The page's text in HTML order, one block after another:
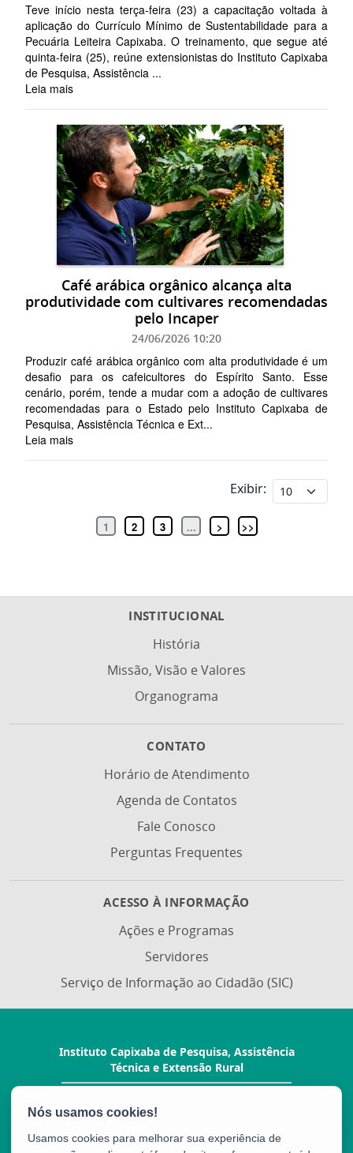
Teve início nesta terça-feira (23) a capacitação voltada à
aplicação do Currículo Mínimo de Sustentabilidade para a
Pecuária Leiteira Capixaba. O treinamento, que segue até
quinta-feira (25), reúne extensionistas do Instituto Capixaba
de Pesquisa, Assistência ...
Leia mais
Café arábica orgânico alcança alta
produtividade com cultivares recomendadas
pelo Incaper
24/06/2026 10:20
Produzir café arábica orgânico com alta produtividade é um
desafio para os cafeicultores do Espírito Santo. Esse
cenário, porém, tende a mudar com a adoção de cultivares
recomendadas para o Estado pelo Instituto Capixaba de
Pesquisa, Assistência Técnica e Ext...
Leia mais
Exibir:
1 2 3 ... > >>
INSTITUCIONAL
História
Missão, Visão e Valores
Organograma
CONTATO
Horário de Atendimento
Agenda de Contatos
Fale Conosco
Perguntas Frequentes
ACESSO À INFORMAÇÃO
Ações e Programas
Servidores
Serviço de Informação ao Cidadão (SIC)
Instituto Capixaba de Pesquisa, Assistência
Técnica e Extensão Rural
CEP: 29052-010 - Vitória / ES
Usamos cookies para melhorar sua experiência de